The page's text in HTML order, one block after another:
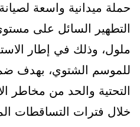
حملة ميدانية واسعة
التطهير السائل على
ملول، وذلك في إطار
للموسم الشتوي، بهدف
التحتية والحد من مخاطر
خلال فترات التساقطات